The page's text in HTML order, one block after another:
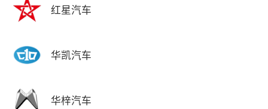
红星汽车
华凯汽车
华梓汽车